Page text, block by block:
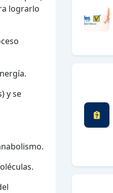
lograrlo
y se